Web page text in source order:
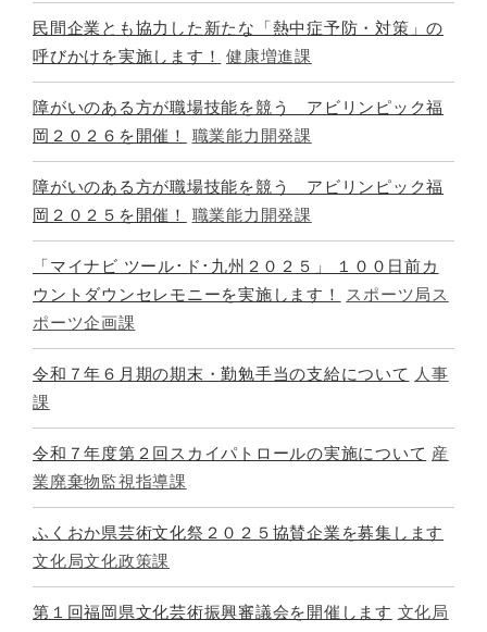
民間企業とも協力した新たな「熱中症予防・対策」の
呼びかけを実施します！
健康増進課
障がいのある方が職場技能を競う アビリンピック福
岡２０２６を開催！
職業能力開発課
障がいのある方が職場技能を競う アビリンピック福
岡２０２５を開催！
職業能力開発課
「マイナビ ツール･ド･九州２０２５」 １００日前カ
ウントダウンセレモニーを実施します！
スポーツ局ス
ポーツ企画課
令和７年６月期の期末・勤勉手当の支給について 人事
課
令和７年度第２回スカイパトロールの実施について 産
業廃棄物監視指導課
ふくおか県芸術文化祭２０２５協賛企業を募集します
文化局文化政策課
第１回福岡県文化芸術振興審議会を開催します 文化局